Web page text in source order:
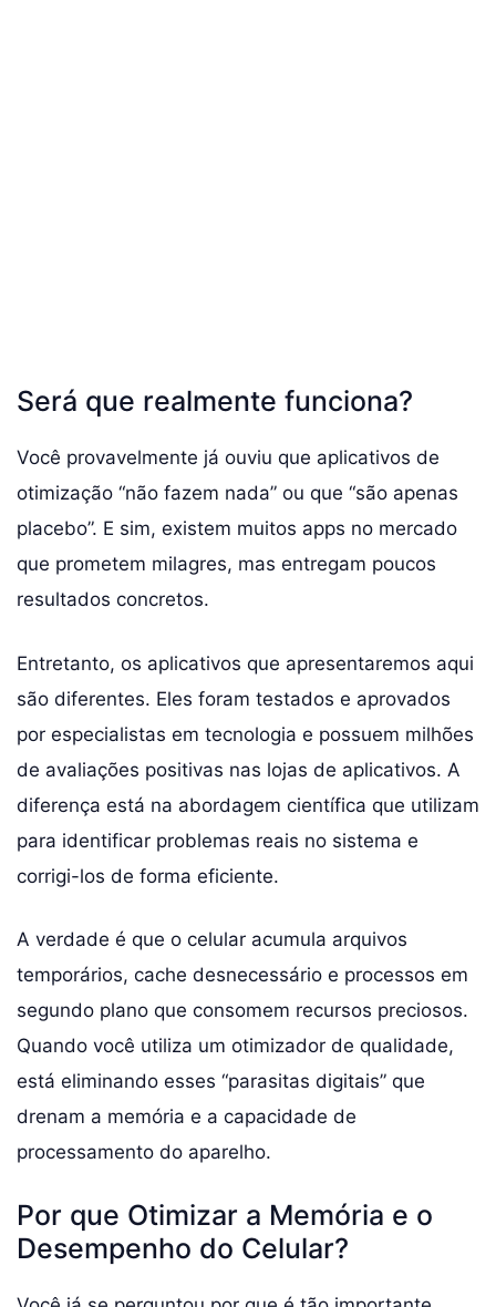
Será que realmente funciona?
Você provavelmente já ouviu que aplicativos de
otimização “não fazem nada” ou que “são apenas
placebo”. E sim, existem muitos apps no mercado
que prometem milagres, mas entregam poucos
resultados concretos.
Entretanto, os aplicativos que apresentaremos aqui
são diferentes. Eles foram testados e aprovados
por especialistas em tecnologia e possuem milhões
de avaliações positivas nas lojas de aplicativos. A
diferença está na abordagem científica que utilizam
para identificar problemas reais no sistema e
corrigi-los de forma eficiente.
A verdade é que o celular acumula arquivos
temporários, cache desnecessário e processos em
segundo plano que consomem recursos preciosos.
Quando você utiliza um otimizador de qualidade,
está eliminando esses “parasitas digitais” que
drenam a memória e a capacidade de
processamento do aparelho.
Por que Otimizar a Memória e o
Desempenho do Celular?